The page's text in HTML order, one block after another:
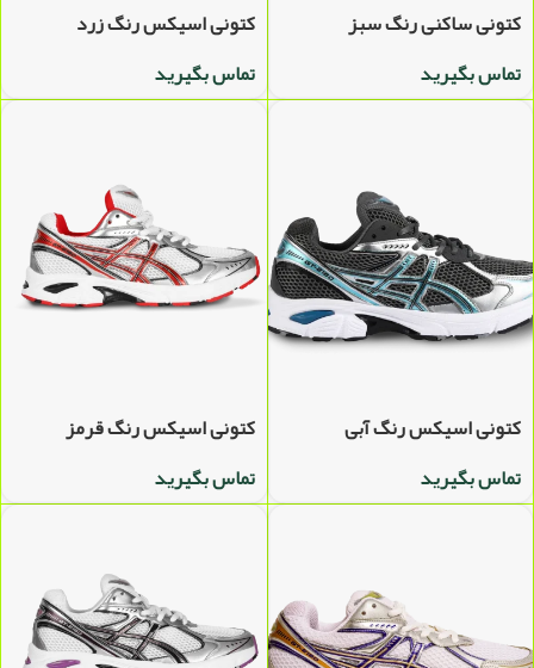
کتونی ساکنی رنگ سبز
تماس بگیرید
کتونی اسیکس رنگ زرد
تماس بگیرید
کتونی اسیکس رنگ آبی
تماس بگیرید
کتونی اسیکس رنگ قرمز
تماس بگیرید